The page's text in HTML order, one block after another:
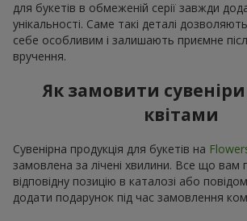
для букетів в обмеженій серії завжди
унікальності. Саме такі деталі
себе особливим і залишають приємне
вручення.
Як замовити
квітами
Сувенірна продукція для букетів на
замовлена за лічені хвилини. Все що вам
відповідну позицію в каталозі або
додати подарунок під час замовлення